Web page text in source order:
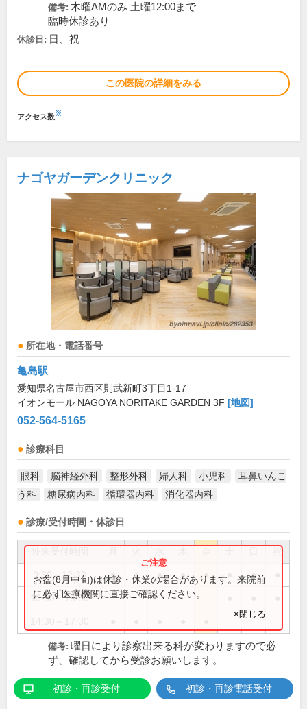
備考: 木曜AMのみ 土曜12:00まで
臨時休診あり
休診日: 日、祝
この医院の詳細をみる
アクセス数※
ナゴヤガーデンクリニック
所在地・電話番号
亀島駅
愛知県名古屋市西区則武新町3丁目1-17
イオンモール NAGOYA NORITAKE GARDEN 3F [地図]
052-564-5165
診療科目
眼科 脳神経外科 整形外科 婦人科 小児科
耳鼻いんこ
う科
糖尿病内科 循環器内科 消化器内科
診療/受付時間・休診日
祝
9:30～12:30 ● ● ● ● ● ●
13:30～16:30
お盆(8月中旬)は休診・休業の場合があります。来院前
に必ず医療機関に直接ご確認ください。
×閉じる
備考: 曜日により診察出来る科が変わりますので必
ず、確認してから受診お願いします。
初診・再診受付 初診・再診電話受付